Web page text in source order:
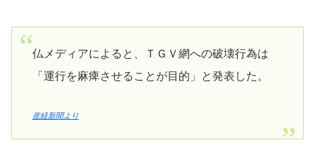
仏メディアによると、ＴＧＶ網への破壊行為は
「運行を麻痺させることが目的」と発表した。
産経新聞より